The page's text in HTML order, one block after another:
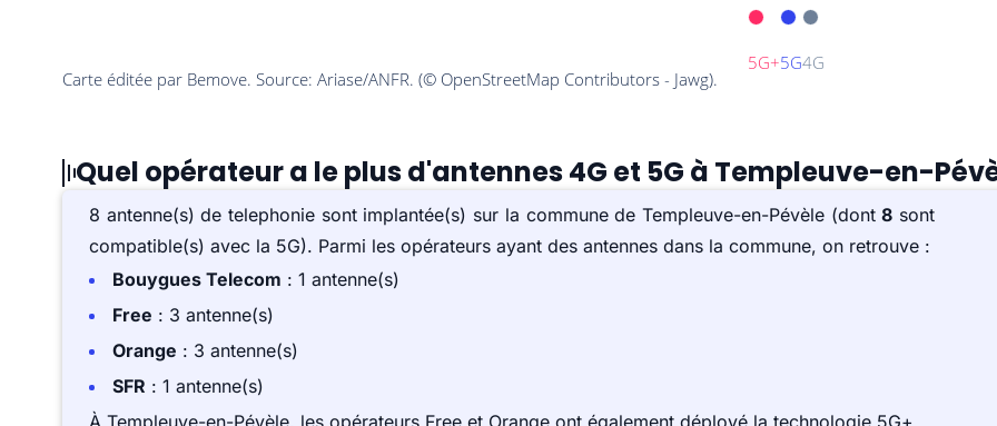
Quel opérateur a le plus d'antennes 4G et 5G à Templeuve-en-
8 antenne(s) de telephonie sont implantée(s) sur la commune de Templeuve-en-Pévèle (dont8 sont
compatible(s) avec la 5G). Parmi les opérateurs ayant des antennes dans la commune, on retrouve :
Bouygues Telecom : 1 antenne(s)
Free : 3 antenne(s)
Orange : 3 antenne(s)
SFR : 1 antenne(s)
À Templeuve-en-Pévèle, les opérateurs Free et Orange ont également déployé la technologie 5G+